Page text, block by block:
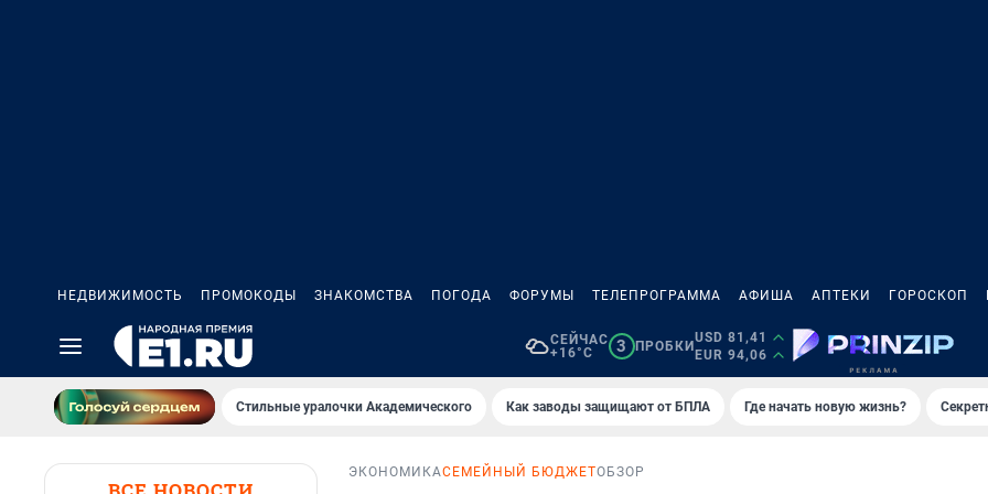
НЕДВИЖИМОСТЬ ПРОМОКОДЫ ЗНАКОМСТВА ПОГОДА ФОРУМЫ ТЕЛЕПРОГРАММА АФИША АПТЕКИ ГОРОСКОП
СЕЙЧАС
+16°C
3 ПРОБКИ
USD 81,41
EUR 94,06
Стильные уралочки Академического Как заводы защищают от БПЛА Где начать новую жизнь?
ЭКОНОМИКАСЕМЕЙНЫЙ БЮДЖЕТОБЗОР